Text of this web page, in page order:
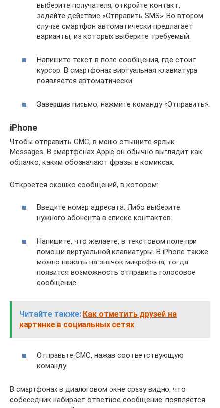
выберите получателя, откройте контакт,
задайте действие «Отправить SMS». Во втором
случае смартфон автоматически предлагает
варианты, из которых выберите требуемый.
Напишите текст в поле сообщения, где стоит
курсор. В смартфонах виртуальная клавиатура
появляется автоматически.
Завершив письмо, нажмите команду «Отправить».
iPhone
Чтобы отправить СМС, в меню отыщите ярлык
Messages. В смартфонах Apple он обычно выглядит как
облачко, каким обозначают фразы в комиксах.
Откроется окошко сообщений, в котором:
Введите номер адресата. Либо выберите
нужного абонента в списке контактов.
Напишите, что желаете, в текстовом поле при
помощи виртуальной клавиатуры. В iPhone также
можно нажать на значок микрофона, тогда
появится возможность отправить голосовое
сообщение.
Читайте также: Как отметить друзей на
картинке в социальных сетях
Отправьте СМС, нажав соответствующую
команду.
В смартфонах в диалоговом окне сразу видно, что
собеседник набирает ответное сообщение: появляется